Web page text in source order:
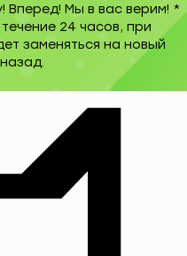
Вперед! Мы в вас верим! *
24 часов, при
заменяться на новый